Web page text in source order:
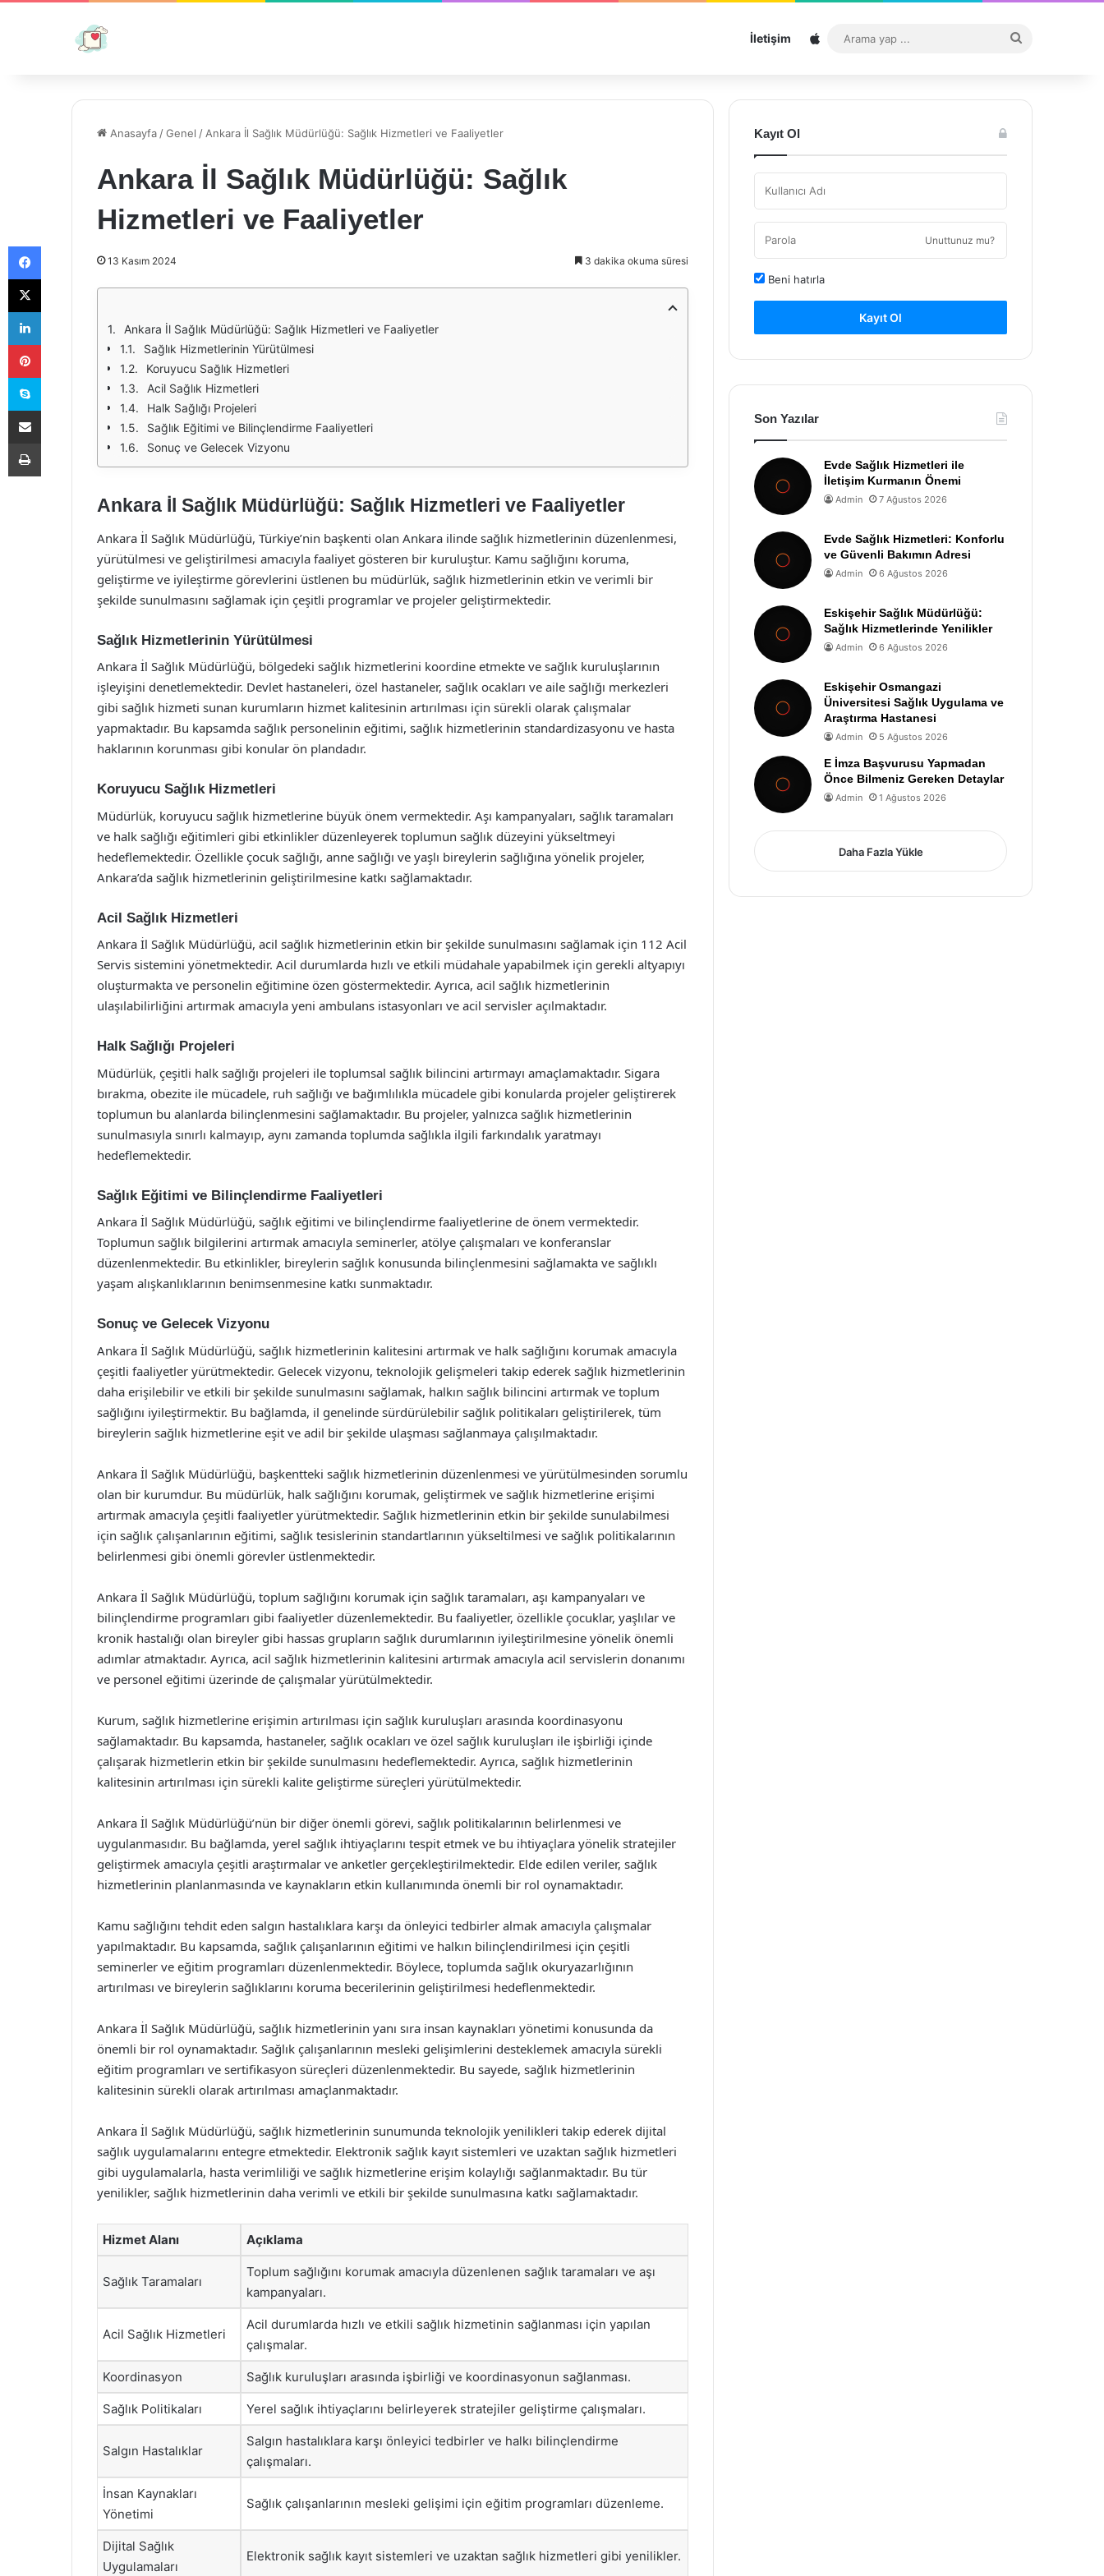
İletişim Sitemap
...
Anasayfa /Genel / Ankara İl Sağlık Müdürlüğü: Sağlık Hizmetleri ve Faaliyetler
Ankara İl Sağlık Müdürlüğü: Sağlık
Hizmetleri ve Faaliyetler
13 Kasım 2024 3 dakika okuma süresi
Ankara İl Sağlık Müdürlüğü: Sağlık Hizmetleri ve Faaliyetler
Sağlık Hizmetlerinin Yürütülmesi
Koruyucu Sağlık Hizmetleri
Acil Sağlık Hizmetleri
Halk Sağlığı Projeleri
Sağlık Eğitimi ve Bilinçlendirme Faaliyetleri
Sonuç ve Gelecek Vizyonu
Ankara İl Sağlık Müdürlüğü: Sağlık Hizmetleri ve Faaliyetler
Ankara İl Sağlık Müdürlüğü, Türkiye’nin başkenti olan Ankara ilinde sağlık hizmetlerinin düzenlenmesi,
yürütülmesi ve geliştirilmesi amacıyla faaliyet gösteren bir kuruluştur. Kamu sağlığını koruma,
geliştirme ve iyileştirme görevlerini üstlenen bu müdürlük, sağlık hizmetlerinin etkin ve verimli bir
şekilde sunulmasını sağlamak için çeşitli programlar ve projeler geliştirmektedir.
Sağlık Hizmetlerinin Yürütülmesi
Ankara İl Sağlık Müdürlüğü, bölgedeki sağlık hizmetlerini koordine etmekte ve sağlık kuruluşlarının
işleyişini denetlemektedir. Devlet hastaneleri, özel hastaneler, sağlık ocakları ve aile sağlığı merkezleri
gibi sağlık hizmeti sunan kurumların hizmet kalitesinin artırılması için sürekli olarak çalışmalar
yapmaktadır. Bu kapsamda sağlık personelinin eğitimi, sağlık hizmetlerinin standardizasyonu ve hasta
haklarının korunması gibi konular ön plandadır.
Koruyucu Sağlık Hizmetleri
Müdürlük, koruyucu sağlık hizmetlerine büyük önem vermektedir. Aşı kampanyaları, sağlık taramaları
ve halk sağlığı eğitimleri gibi etkinlikler düzenleyerek toplumun sağlık düzeyini yükseltmeyi
hedeflemektedir. Özellikle çocuk sağlığı, anne sağlığı ve yaşlı bireylerin sağlığına yönelik projeler,
Ankara’da sağlık hizmetlerinin geliştirilmesine katkı sağlamaktadır.
Acil Sağlık Hizmetleri
Ankara İl Sağlık Müdürlüğü, acil sağlık hizmetlerinin etkin bir şekilde sunulmasını sağlamak için 112 Acil
Servis sistemini yönetmektedir. Acil durumlarda hızlı ve etkili müdahale yapabilmek için gerekli altyapıyı
oluşturmakta ve personelin eğitimine özen göstermektedir. Ayrıca, acil sağlık hizmetlerinin
ulaşılabilirliğini artırmak amacıyla yeni ambulans istasyonları ve acil servisler açılmaktadır.
Halk Sağlığı Projeleri
Müdürlük, çeşitli halk sağlığı projeleri ile toplumsal sağlık bilincini artırmayı amaçlamaktadır. Sigara
bırakma, obezite ile mücadele, ruh sağlığı ve bağımlılıkla mücadele gibi konularda projeler geliştirerek
toplumun bu alanlarda bilinçlenmesini sağlamaktadır. Bu projeler, yalnızca sağlık hizmetlerinin
sunulmasıyla sınırlı kalmayıp, aynı zamanda toplumda sağlıkla ilgili farkındalık yaratmayı
hedeflemektedir.
Sağlık Eğitimi ve Bilinçlendirme Faaliyetleri
Ankara İl Sağlık Müdürlüğü, sağlık eğitimi ve bilinçlendirme faaliyetlerine de önem vermektedir.
Toplumun sağlık bilgilerini artırmak amacıyla seminerler, atölye çalışmaları ve konferanslar
düzenlenmektedir. Bu etkinlikler, bireylerin sağlık konusunda bilinçlenmesini sağlamakta ve sağlıklı
yaşam alışkanlıklarının benimsenmesine katkı sunmaktadır.
Sonuç ve Gelecek Vizyonu
Ankara İl Sağlık Müdürlüğü, sağlık hizmetlerinin kalitesini artırmak ve halk sağlığını korumak amacıyla
çeşitli faaliyetler yürütmektedir. Gelecek vizyonu, teknolojik gelişmeleri takip ederek sağlık hizmetlerinin
daha erişilebilir ve etkili bir şekilde sunulmasını sağlamak, halkın sağlık bilincini artırmak ve toplum
sağlığını iyileştirmektir. Bu bağlamda, il genelinde sürdürülebilir sağlık politikaları geliştirilerek, tüm
bireylerin sağlık hizmetlerine eşit ve adil bir şekilde ulaşması sağlanmaya çalışılmaktadır.
Ankara İl Sağlık Müdürlüğü, başkentteki sağlık hizmetlerinin düzenlenmesi ve yürütülmesinden sorumlu
olan bir kurumdur. Bu müdürlük, halk sağlığını korumak, geliştirmek ve sağlık hizmetlerine erişimi
artırmak amacıyla çeşitli faaliyetler yürütmektedir. Sağlık hizmetlerinin etkin bir şekilde sunulabilmesi
için sağlık çalışanlarının eğitimi, sağlık tesislerinin standartlarının yükseltilmesi ve sağlık politikalarının
belirlenmesi gibi önemli görevler üstlenmektedir.
Ankara İl Sağlık Müdürlüğü, toplum sağlığını korumak için sağlık taramaları, aşı kampanyaları ve
bilinçlendirme programları gibi faaliyetler düzenlemektedir. Bu faaliyetler, özellikle çocuklar, yaşlılar ve
kronik hastalığı olan bireyler gibi hassas grupların sağlık durumlarının iyileştirilmesine yönelik önemli
adımlar atmaktadır. Ayrıca, acil sağlık hizmetlerinin kalitesini artırmak amacıyla acil servislerin donanımı
ve personel eğitimi üzerinde de çalışmalar yürütülmektedir.
Kurum, sağlık hizmetlerine erişimin artırılması için sağlık kuruluşları arasında koordinasyonu
sağlamaktadır. Bu kapsamda, hastaneler, sağlık ocakları ve özel sağlık kuruluşları ile işbirliği içinde
çalışarak hizmetlerin etkin bir şekilde sunulmasını hedeflemektedir. Ayrıca, sağlık hizmetlerinin
kalitesinin artırılması için sürekli kalite geliştirme süreçleri yürütülmektedir.
Ankara İl Sağlık Müdürlüğü’nün bir diğer önemli görevi, sağlık politikalarının belirlenmesi ve
uygulanmasıdır. Bu bağlamda, yerel sağlık ihtiyaçlarını tespit etmek ve bu ihtiyaçlara yönelik stratejiler
geliştirmek amacıyla çeşitli araştırmalar ve anketler gerçekleştirilmektedir. Elde edilen veriler, sağlık
hizmetlerinin planlanmasında ve kaynakların etkin kullanımında önemli bir rol oynamaktadır.
Kamu sağlığını tehdit eden salgın hastalıklara karşı da önleyici tedbirler almak amacıyla çalışmalar
yapılmaktadır. Bu kapsamda, sağlık çalışanlarının eğitimi ve halkın bilinçlendirilmesi için çeşitli
seminerler ve eğitim programları düzenlenmektedir. Böylece, toplumda sağlık okuryazarlığının
artırılması ve bireylerin sağlıklarını koruma becerilerinin geliştirilmesi hedeflenmektedir.
Ankara İl Sağlık Müdürlüğü, sağlık hizmetlerinin yanı sıra insan kaynakları yönetimi konusunda da
önemli bir rol oynamaktadır. Sağlık çalışanlarının mesleki gelişimlerini desteklemek amacıyla sürekli
eğitim programları ve sertifikasyon süreçleri düzenlenmektedir. Bu sayede, sağlık hizmetlerinin
kalitesinin sürekli olarak artırılması amaçlanmaktadır.
Ankara İl Sağlık Müdürlüğü, sağlık hizmetlerinin sunumunda teknolojik yenilikleri takip ederek dijital
sağlık uygulamalarını entegre etmektedir. Elektronik sağlık kayıt sistemleri ve uzaktan sağlık hizmetleri
gibi uygulamalarla, hasta verimliliği ve sağlık hizmetlerine erişim kolaylığı sağlanmaktadır. Bu tür
yenilikler, sağlık hizmetlerinin daha verimli ve etkili bir şekilde sunulmasına katkı sağlamaktadır.
Hizmet Alanı Açıklama
Sağlık Taramaları
Toplum sağlığını korumak amacıyla düzenlenen sağlık taramaları ve aşı
kampanyaları.
Acil Sağlık Hizmetleri
Acil durumlarda hızlı ve etkili sağlık hizmetinin sağlanması için yapılan
çalışmalar.
Koordinasyon Sağlık kuruluşları arasında işbirliği ve koordinasyonun sağlanması.
Sağlık Politikaları Yerel sağlık ihtiyaçlarını belirleyerek stratejiler geliştirme çalışmaları.
Salgın Hastalıklar
Salgın hastalıklara karşı önleyici tedbirler ve halkı bilinçlendirme
çalışmaları.
İnsan Kaynakları
Yönetimi
Sağlık çalışanlarının mesleki gelişimi için eğitim programları düzenleme.
Dijital Sağlık
Uygulamaları
Elektronik sağlık kayıt sistemleri ve uzaktan sağlık hizmetleri gibi yenilikler.
Kayıt Ol
Unuttunuz mu?
Beni hatırla
Kayıt Ol
Son Yazılar
Evde Sağlık Hizmetleri ile
İletişim Kurmanın Önemi
Admin 7 Ağustos 2026
Evde Sağlık Hizmetleri: Konforlu
ve Güvenli Bakımın Adresi
Admin 6 Ağustos 2026
Eskişehir Sağlık Müdürlüğü:
Sağlık Hizmetlerinde Yenilikler
Admin 6 Ağustos 2026
Eskişehir Osmangazi
Üniversitesi Sağlık Uygulama ve
Araştırma Hastanesi
Admin 5 Ağustos 2026
E İmza Başvurusu Yapmadan
Önce Bilmeniz Gereken Detaylar
Admin 1 Ağustos 2026
Daha Fazla Yükle
Facebook
X
LinkedIn
Pinterest
Skype
E-Posta ile paylaş